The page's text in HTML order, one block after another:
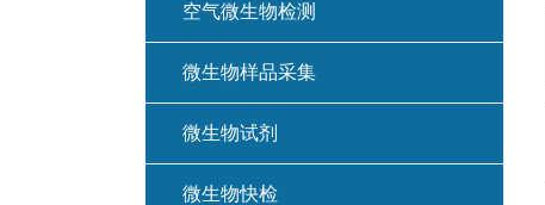
空气微生物检测
微生物样品采集
微生物试剂
微生物快检